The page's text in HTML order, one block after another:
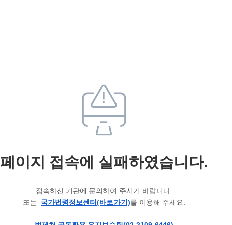
페이지 접속에 실패하였습니다.
접속하신 기관에 문의하여 주시기 바랍니다.
또는 국가법령정보센터(바로가기)를 이용해 주세요.